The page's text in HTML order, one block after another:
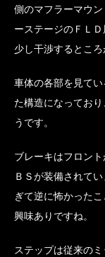
側のマフラーマウ
ーステージのＦＬ
少し干渉するとこ
車体の各部を見て
た構造になってお
うです。
ブレーキはフロン
ＢＳが装備されて
ぎて逆に怖かった
興味ありですね。
ステップは従来の